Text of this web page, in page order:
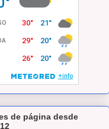
de página desde